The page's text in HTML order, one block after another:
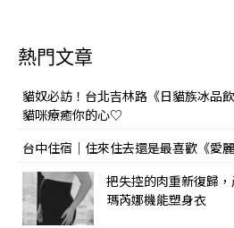
熱門文章
貓奴必訪！台北吉林路《日貓族冰品
貓咪療癒你的心♡
台中住宿｜住來住去還是最喜歡《愛
把失控的肉重新復歸
瑪芮娜機能塑身衣